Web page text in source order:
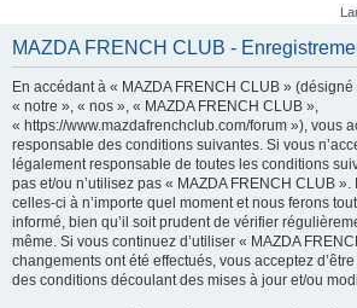
MAZDA FRENCH CLUB -
En accédant à « MAZDA FRENCH CLUB » (désigné
« notre », « nos », « MAZDA FRENCH CLUB »,
« https://www.mazdafrenchclub.com/forum »), vous
responsable des conditions suivantes. Si vous
légalement responsable de toutes les conditions
pas et/ou n’utilisez pas « MAZDA FRENCH CLUB
celles-ci à n’importe quel moment et nous ferons
informé, bien qu’il soit prudent de vérifier
même. Si vous continuez d’utiliser « MAZDA
changements ont été effectués, vous acceptez
des conditions découlant des mises à jour et/ou